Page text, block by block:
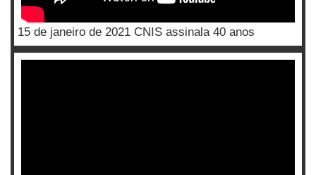
15 de janeiro de 2021 CNIS assinala 40 anos